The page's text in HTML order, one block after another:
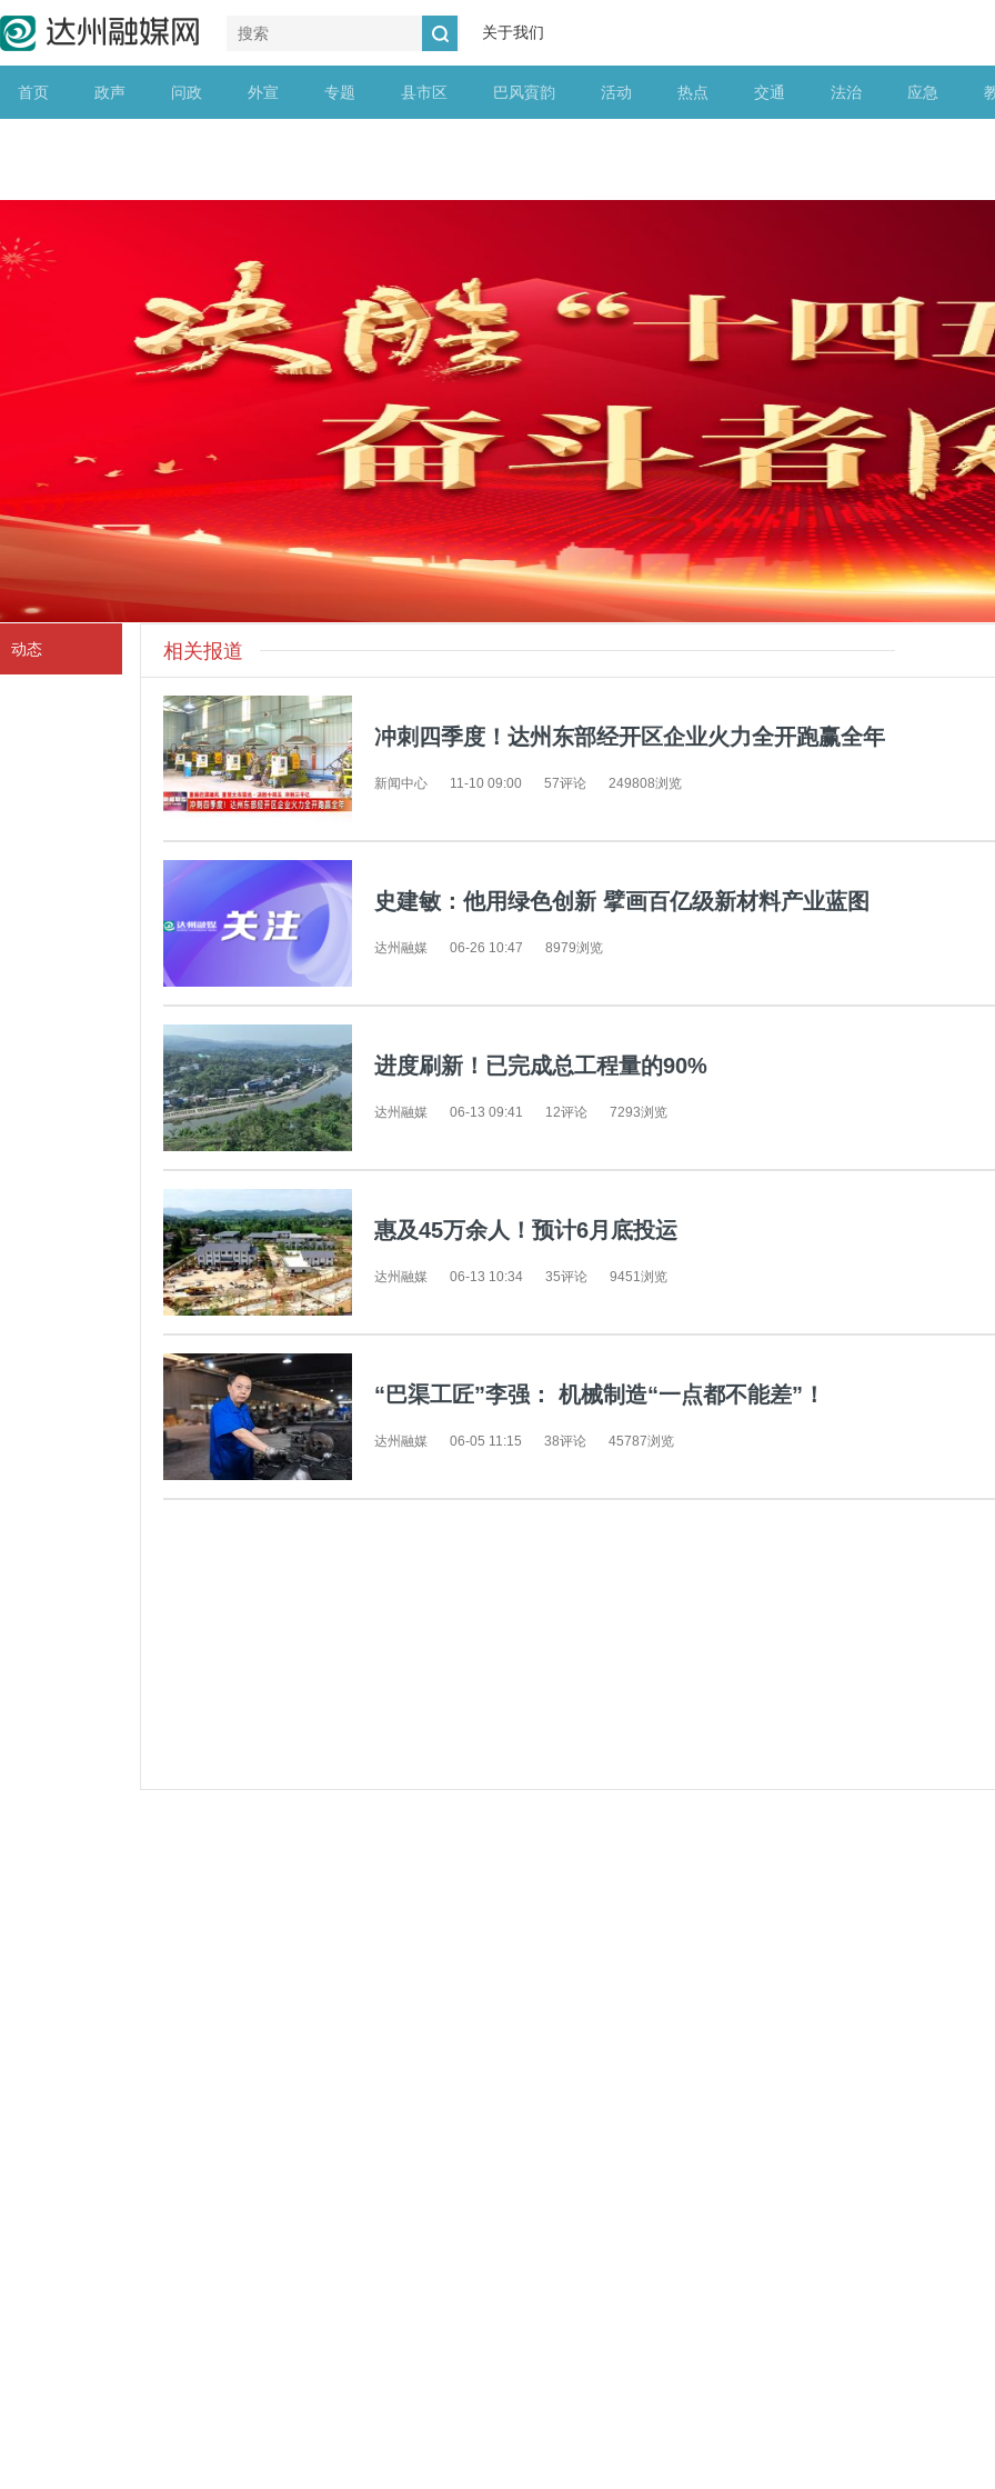
关于我们
首页 政声 问政 外宣 专题 县市区 巴风賨韵 活动 热点 交通 法治 应急
动态 相关报道
冲刺四季度！达州东部经开区企业火力全开跑赢全年
新闻中心 11-10 09:00 57评论 249808浏览
史建敏：他用绿色创新 擘画百亿级新材料产业蓝图
达州融媒 06-26 10:47 8979浏览
进度刷新！已完成总工程量的90%
达州融媒 06-13 09:41 12评论 7293浏览
惠及45万余人！预计6月底投运
达州融媒 06-13 10:34 35评论 9451浏览
“巴渠工匠”李强： 机械制造“一点都不能差”！
达州融媒 06-05 11:15 38评论 45787浏览